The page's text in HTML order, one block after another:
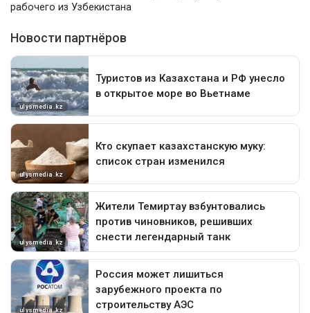
рабочего из Узбекистана